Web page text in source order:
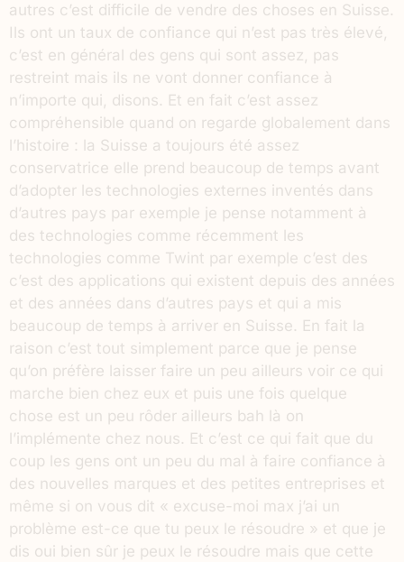
autres c’est difficile de vendre des choses en Suisse.
Ils ont un taux de confiance qui n’est pas très élevé,
c’est en général des gens qui sont assez, pas
restreint mais ils ne vont donner confiance à
n’importe qui, disons. Et en fait c’est assez
compréhensible quand on regarde globalement dans
l’histoire : la Suisse a toujours été assez
conservatrice elle prend beaucoup de temps avant
d’adopter les technologies externes inventés dans
d’autres pays par exemple je pense notamment à
des technologies comme récemment les
technologies comme Twint par exemple c’est des
c’est des applications qui existent depuis des années
et des années dans d’autres pays et qui a mis
beaucoup de temps à arriver en Suisse. En fait la
raison c’est tout simplement parce que je pense
qu’on préfère laisser faire un peu ailleurs voir ce qui
marche bien chez eux et puis une fois quelque
chose est un peu rôder ailleurs bah là on
l’implémente chez nous. Et c’est ce qui fait que du
coup les gens ont un peu du mal à faire confiance à
des nouvelles marques et des petites entreprises et
même si on vous dit « excuse-moi max j’ai un
problème est-ce que tu peux le résoudre » et que je
dis oui bien sûr je peux le résoudre mais que cette